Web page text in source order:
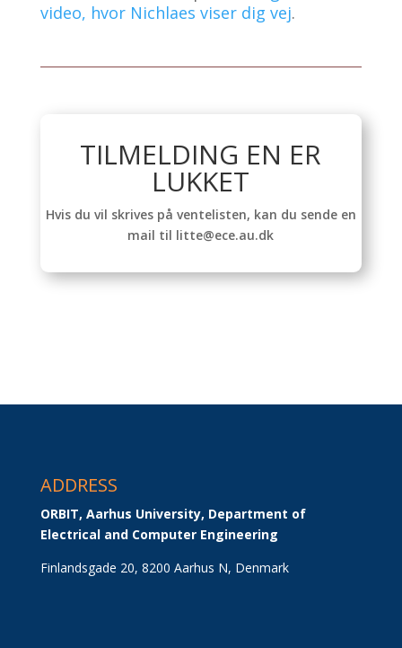
video, hvor Nichlaes viser dig vej.
TILMELDING EN ER
LUKKET
Hvis du vil skrives på ventelisten, kan du sende en
mail til litte@ece.au.dk
ADDRESS
ORBIT, Aarhus University, Department of
Electrical and Computer Engineering
Finlandsgade 20, 8200 Aarhus N, Denmark